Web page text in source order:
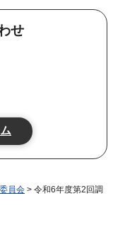
せ
員会 > 令和6年度第2回調